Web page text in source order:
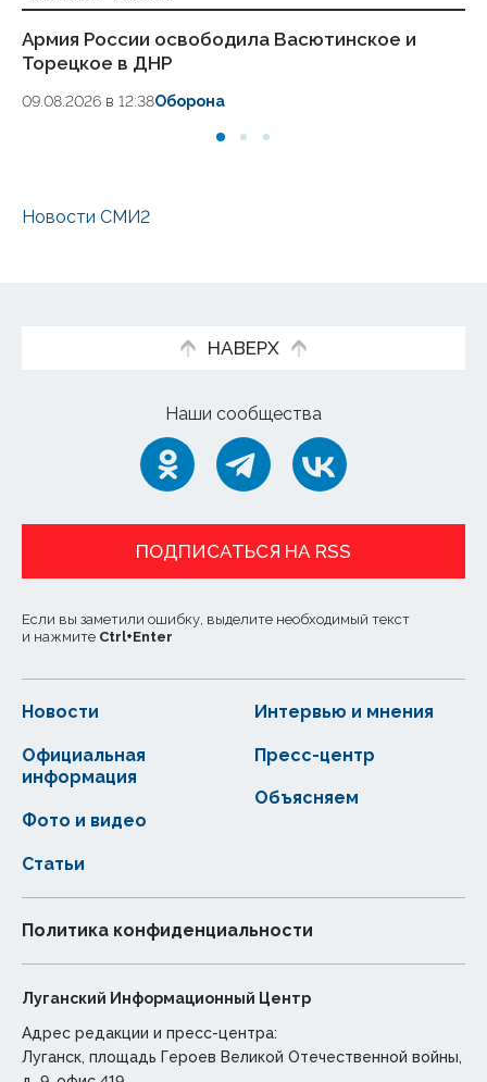
Армия России освободила Васютинское и
Торецкое в ДНР
09.08.2026 в 12:38Оборона
Новости СМИ2
НАВЕРХ
Наши сообщества
ПОДПИСАТЬСЯ НА RSS
Если вы заметили ошибку, выделите необходимый текст
и нажмите Ctrl+Enter
Новости
Статьи
Официальная
информация
Интервью и мнения
Фото и видео
Пресс-центр
Объясняем
Политика конфиденциальности
Луганский Информационный Центр
Адрес редакции и пресс-центра:
Луганск, площадь Героев Великой Отечественной войны,